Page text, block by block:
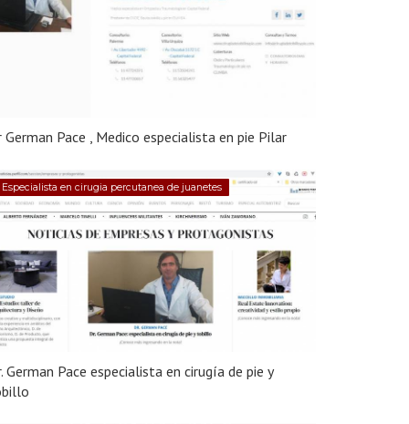
German Pace , Medico especialista en pie Pilar
Especialista en cirugia percutanea de juanetes
German Pace especialista en cirugía de pie y